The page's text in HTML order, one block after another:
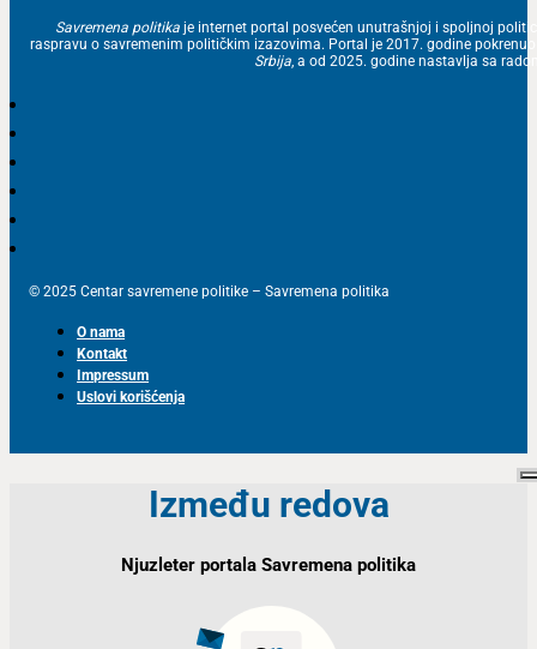
Savremena politika je internet portal posvećen unutrašnjoj i spoljnoj
raspravu o savremenim političkim izazovima. Portal je 2017. godine
Srbija, a od 2025. godine nastavlja sa
© 2025 Centar savremene politike – Savremena politika
O nama
Kontakt
Impressum
Uslovi korišćenja
Između redova
Njuzleter portala Savremena politika